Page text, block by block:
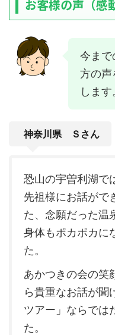
お客様の声（感
今まで
方の声
します
神奈川県 Ｓさん
恐山の宇曽利湖で
先祖様にお話がで
た、念願だった温
身体もポカポカに
た。
あかつきの会の笑
ら貴重なお話が聞
ツアー」ならでは
た。